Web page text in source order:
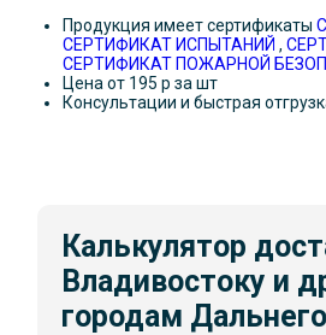
Продукция имеет сертификаты
СЕРТИФИКАТ ИСПЫТАНИЙ ,
СЕРТИФИКАТ ПОЖАРНОЙ
Цена от 195 р за шт
Консультации и быстрая
Калькулятор
Владивостоку и
городам